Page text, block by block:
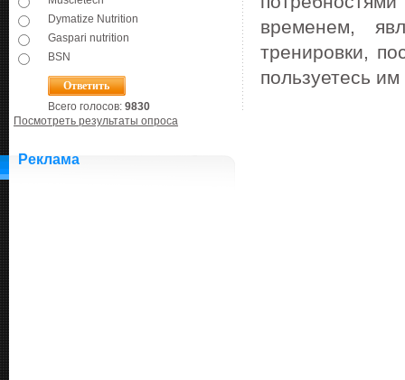
Dymatize Nutrition
Gaspari nutrition
BSN
Всего голосов: 9830
Посмотреть результаты опроса
Реклама
временем,
тренировки,
пользуетесь